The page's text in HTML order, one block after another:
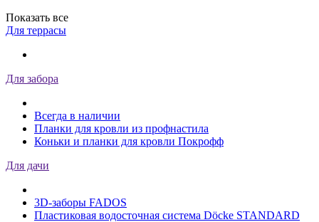
Показать все
Для террасы
Для забора
Всегда в наличии
Планки для кровли из профнастила
Коньки и планки для кровли Покрофф
Для дачи
3D-заборы FADOS
Пластиковая водосточная система Döcke STANDARD